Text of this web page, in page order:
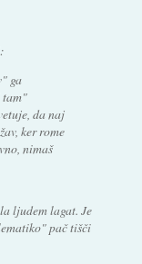
:
ga
tam"
da naj
ker rome
nimaš
ljudem lagat. Je
pač tišči